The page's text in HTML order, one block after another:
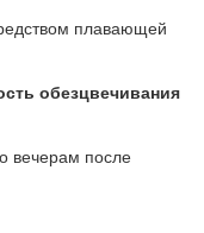
плавающей
обезцвечивания
вечерам после